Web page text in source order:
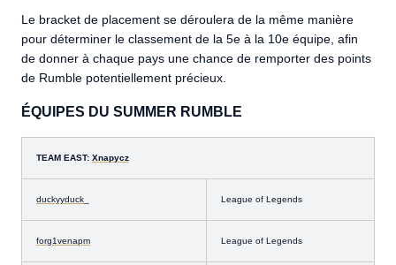
Le bracket de placement se déroulera de la même manière
pour déterminer le classement de la 5e à la 10e équipe, afin
de donner à chaque pays une chance de remporter des points
de Rumble potentiellement précieux.
ÉQUIPES DU SUMMER RUMBLE
TEAM EAST: Xnapycz
duckyyduck League of Legends
forg1venapm League of Legends